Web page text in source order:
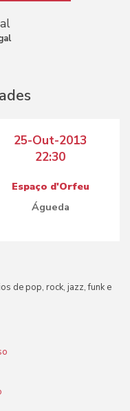
25-Out-2013
22:30
Espaço d'Orfeu
Águeda
de pop, rock, jazz, funk e